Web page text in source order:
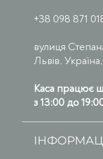
+38 098 871
вулиця
Львів,
Каса працює
з 13:00 до